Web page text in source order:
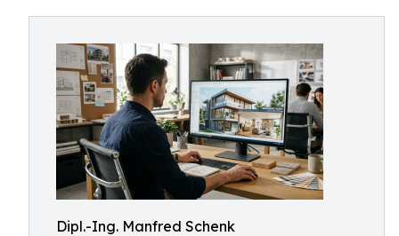
Dipl.-Ing. Manfred Schenk